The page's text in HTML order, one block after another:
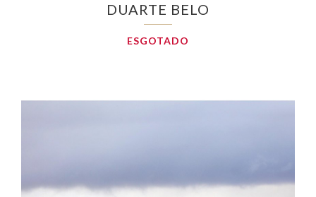
DUARTE BELO
ESGOTADO